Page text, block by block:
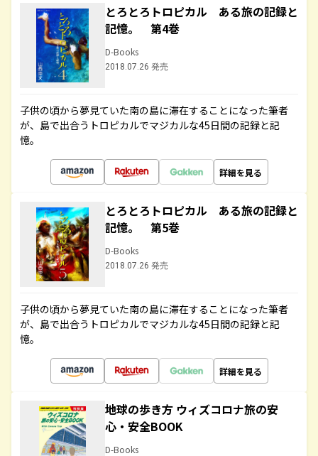
とろとろトロピカル ある旅の記録と
記憶。 第4巻
D-Books
2018.07.26 発売
子供の頃から夢見ていた南の島に滞在することになった筆者
が、島で出合うトロピカルでマジカルな45日間の記録と記
憶。
詳細を見る
とろとろトロピカル ある旅の記録と
記憶。 第5巻
D-Books
2018.07.26 発売
子供の頃から夢見ていた南の島に滞在することになった筆者
が、島で出合うトロピカルでマジカルな45日間の記録と記
憶。
詳細を見る
地球の歩き方 ウィズコロナ旅の安
心・安全BOOK
D-Books